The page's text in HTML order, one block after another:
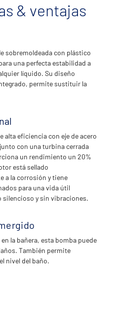
& ventajas
sobremoldeada con plástico
una perfecta estabilidad a
líquido. Su diseño
permite sustituir la
alta eficiencia con eje de acero
con una turbina cerrada
un rendimiento un 20%
está sellado
a la corrosión y tiene
para una vida útil
y sin vibraciones.
en la bañera, esta bomba puede
También permite
nivel del baño.